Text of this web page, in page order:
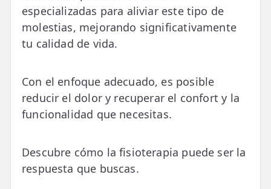
UBICACIONES
🔍 Buscador Clínicas
📍 Chamberí - Centro
📍 Barrio Salamanca
📍 Bravo Murillo
especializadas para aliviar este tipo de
molestias, mejorando significativamente
tu calidad de vida.
Con el enfoque adecuado, es posible
reducir el dolor y recuperar el confort y la
funcionalidad que necesitas.
Descubre cómo la fisioterapia puede ser la
respuesta que buscas.